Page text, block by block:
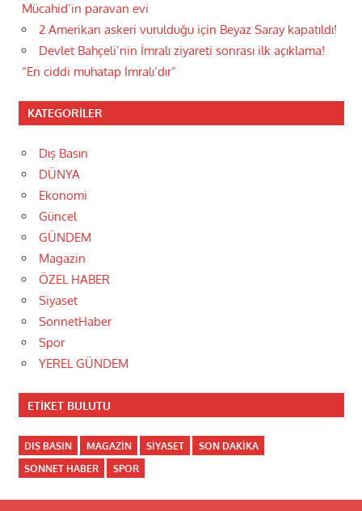
Mücahid’in paravan evi
2 Amerikan askeri vurulduğu için Beyaz Saray kapatıldı!
Devlet Bahçeli’nin İmralı ziyareti sonrası ilk açıklama!
“En ciddi muhatap İmralı’dır”
KATEGORILER
Dış Basın
DÜNYA
Ekonomi
Güncel
GÜNDEM
Magazin
ÖZEL HABER
Siyaset
SonnetHaber
Spor
YEREL GÜNDEM
ETIKET BULUTU
DIŞ BASIN MAGAZIN SIYASET
SON DAKIKA
SONNET HABER
SPOR